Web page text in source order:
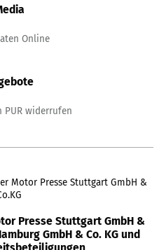
Online
PUR widerrufen
Motor Presse Stuttgart GmbH &
Presse Stuttgart GmbH &
GmbH & Co. KG und